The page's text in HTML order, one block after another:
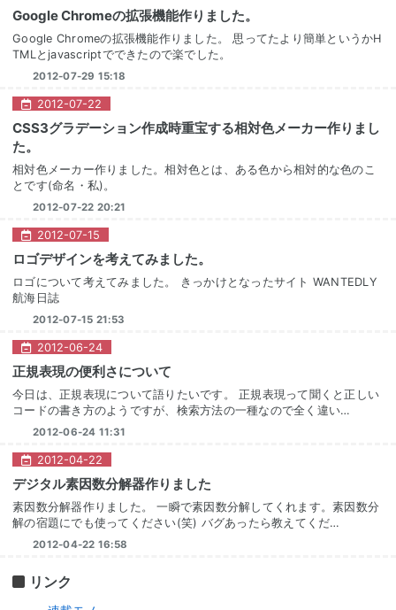
Google Chromeの拡張機能作りました。
Google Chromeの拡張機能作りました。 思ってたより簡単というかH
TMLとjavascriptでできたので楽でした。
2012-07-29 15:18
2012-07-22
CSS3グラデーション作成時重宝する相対色メーカー作りまし
た。
相対色メーカー作りました。相対色とは、ある色から相対的な色のこ
とです(命名・私)。
2012-07-22 20:21
2012-07-15
ロゴデザインを考えてみました。
ロゴについて考えてみました。 きっかけとなったサイト WANTEDLY
航海日誌
2012-07-15 21:53
2012-06-24
正規表現の便利さについて
今日は、正規表現について語りたいです。 正規表現って聞くと正しい
コードの書き方のようですが、検索方法の一種なので全く違い…
2012-06-24 11:31
2012-04-22
デジタル素因数分解器作りました
素因数分解器作りました。 一瞬で素因数分解してくれます。素因数分
解の宿題にでも使ってください(笑) バグあったら教えてくだ…
2012-04-22 16:58
リンク